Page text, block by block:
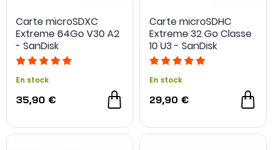
Carte microSDXC
Extreme 64Go V30 A2
- SanDisk
En stock
35,90 €
Carte microSDHC
Extreme 32 Go Classe
10 U3 - SanDisk
En stock
29,90 €